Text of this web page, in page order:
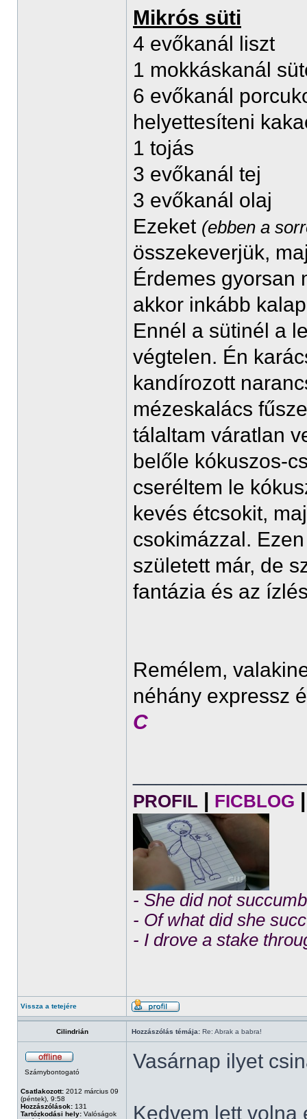
Mikrós süti
4 evőkanál liszt
1 mokkáskanál
6 evőkanál
helyettesíteni
1 tojás
3 evőkanál tej
3 evőkanál olaj
Ezeket (ebben a
összekeverjük,
Érdemes gyorsan
akkor inkább
Ennél a sütinél a
végtelen. Én
kandírozott
mézeskalács
tálaltam váratlan
belőle kókuszos-
cseréltem le
kevés étcsokit,
csokimázzal.
született már, de
fantázia és az
Remélem,
néhány expressz
C
PROFIL | FICBLOG |
- She did not
- Of what did she
- I drove a stake
Vissza a tetejére
Cilindrián Hozzászólás témája: Re: Abrak a babra!
Szárnybontogató
Csatlakozott: 2012 március 09
(péntek), 9:58
Hozzászólások: 131
Tartózkodási hely: Valóságok
Vasárnap ilyet
Kedvem lett volna